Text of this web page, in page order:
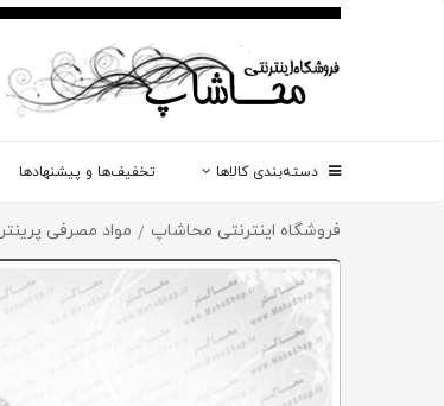
دسته‌بندی کالاها تخفیف‌ها و پیشنهادها
فروشگاه اینترنتی محاشاپ / مواد مصرفی پرینتر